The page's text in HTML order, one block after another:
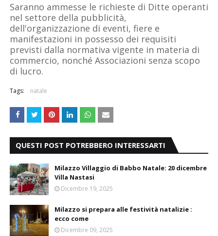
Saranno ammesse le richieste di Ditte operanti
nel settore della pubblicità,
dell'organizzazione di eventi, fiere e
manifestazioni in possesso dei requisiti
previsti dalla normativa vigente in materia di
commercio, nonché Associazioni senza scopo
di lucro.
Tags: natale
QUESTI POST POTREBBERO INTERESSARTI
Milazzo Villaggio di Babbo Natale: 20 dicembre
Villa Nastasi
Dicembre 19, 2025
Milazzo si prepara alle festività natalizie :
ecco come
Dicembre 09, 2025